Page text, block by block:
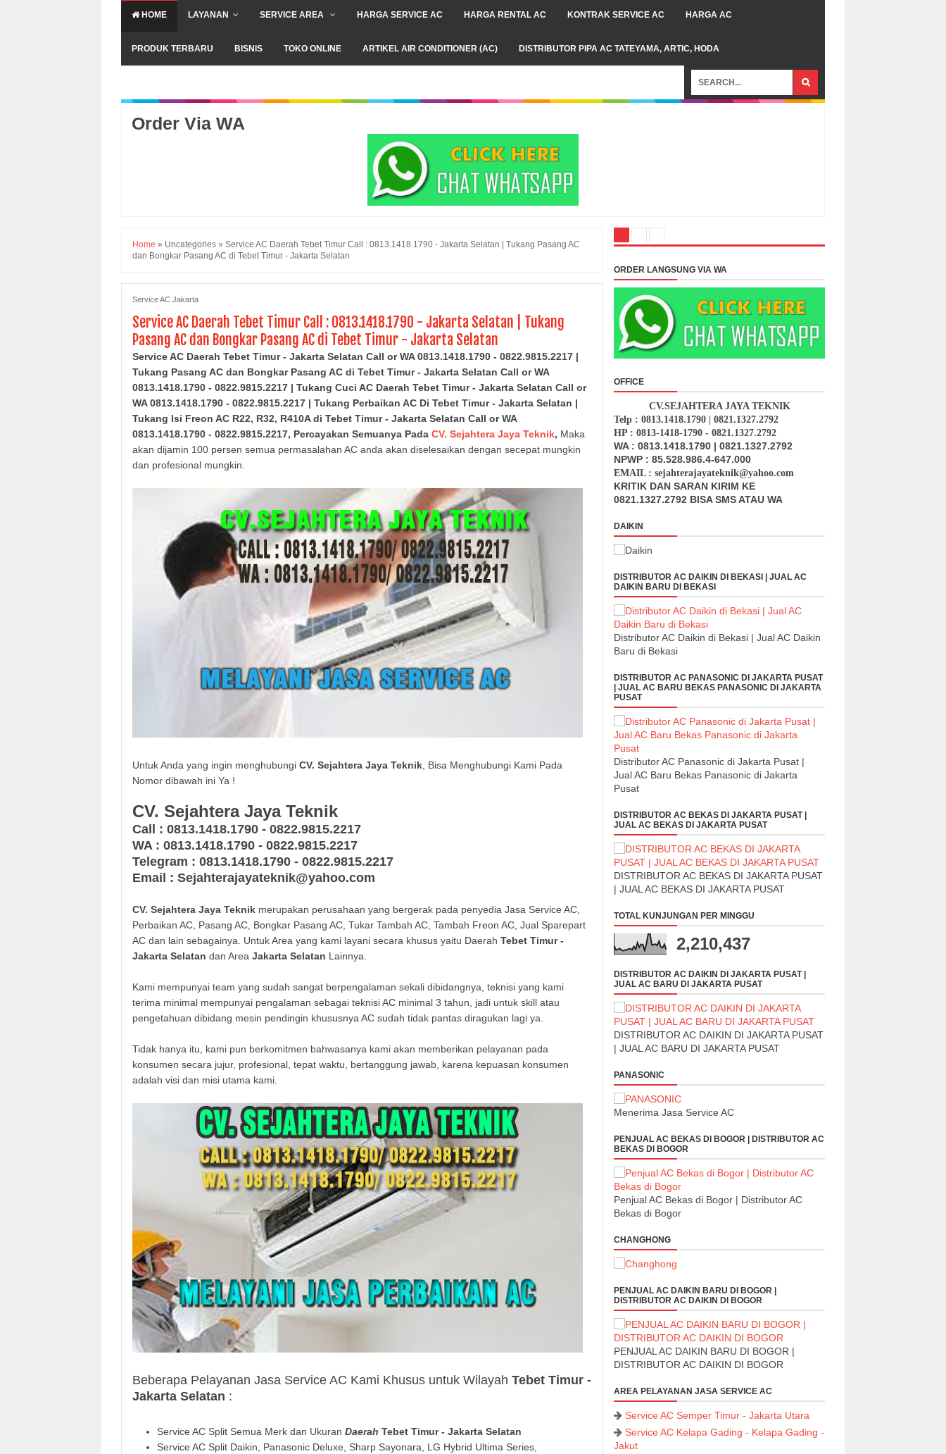
HOME LAYANAN SERVICE AREA HARGA SERVICE AC HARGA RENTAL AC KONTRAK SERVICE AC HARGA AC
PRODUK TERBARU BISNIS TOKO ONLINE ARTIKEL AIR CONDITIONER (AC) DISTRIBUTOR PIPA AC TATEYAMA, ARTIC, HODA
Order Via WA
Home » Uncategories » Service AC Daerah Tebet Timur Call : 0813.1418.1790 - Jakarta Selatan | Tukang Pasang AC
dan Bongkar Pasang AC di Tebet Timur - Jakarta Selatan
Service AC Jakarta
Service AC Daerah Tebet Timur Call : 0813.1418.1790 - Jakarta Selatan | Tukang
Pasang AC dan Bongkar Pasang AC di Tebet Timur - Jakarta Selatan
Service AC Daerah Tebet Timur - Jakarta Selatan Call or WA 0813.1418.1790 - 0822.9815.2217 |
Tukang Pasang AC dan Bongkar Pasang AC di Tebet Timur - Jakarta Selatan Call or WA
0813.1418.1790 - 0822.9815.2217 | Tukang Cuci AC Daerah Tebet Timur - Jakarta Selatan Call or
WA 0813.1418.1790 - 0822.9815.2217 | Tukang Perbaikan AC Di Tebet Timur - Jakarta Selatan |
Tukang Isi Freon AC R22, R32, R410A di Tebet Timur - Jakarta Selatan Call or WA
0813.1418.1790 - 0822.9815.2217, Percayakan Semuanya Pada CV. Sejahtera Jaya Teknik, Maka
akan dijamin 100 persen semua permasalahan AC anda akan diselesaikan dengan secepat mungkin
dan profesional mungkin.
Untuk Anda yang ingin menghubungi CV. Sejahtera Jaya Teknik , Bisa Menghubungi Kami Pada
Nomor dibawah ini Ya !
CV. Sejahtera Jaya Teknik
Call : 0813.1418.1790 - 0822.9815.2217
WA : 0813.1418.1790 - 0822.9815.2217
Telegram : 0813.1418.1790 - 0822.9815.2217
Email : Sejahterajayateknik@yahoo.com
CV. Sejahtera Jaya Teknik merupakan perusahaan yang bergerak pada penyedia Jasa Service AC,
Perbaikan AC, Pasang AC, Bongkar Pasang AC, Tukar Tambah AC, Tambah Freon AC, Jual Sparepart
AC dan lain sebagainya. Untuk Area yang kami layani secara khusus yaitu Daerah Tebet Timur -
Jakarta Selatan dan Area Jakarta Selatan Lainnya.
Kami mempunyai team yang sudah sangat berpengalaman sekali dibidangnya, teknisi yang kami
terima minimal mempunyai pengalaman sebagai teknisi AC minimal 3 tahun, jadi untuk skill atau
pengetahuan dibidang mesin pendingin khususnya AC sudah tidak pantas diragukan lagi ya.
Tidak hanya itu, kami pun berkomitmen bahwasanya kami akan memberikan pelayanan pada
konsumen secara jujur, profesional, tepat waktu, bertanggung jawab, karena kepuasan konsumen
adalah visi dan misi utama kami.
Beberapa Pelayanan Jasa Service AC Kami Khusus untuk Wilayah Tebet Timur -
Jakarta Selatan :
Service AC Split Semua Merk dan Ukuran Daerah Tebet Timur - Jakarta Selatan
Service AC Split Daikin, Panasonic Deluxe, Sharp Sayonara, LG Hybrid Ultima Series,
ORDER LANGSUNG VIA WA
OFFICE
CV.SEJAHTERA JAYA TEKNIK
Telp : 0813.1418.1790 | 0821.1327.2792
HP : 0813-1418-1790 - 0821.1327.2792
WA : 0813.1418.1790 | 0821.1327.2792
NPWP : 85.528.986.4-647.000
EMAIL : sejahterajayateknik@yahoo.com
KRITIK DAN SARAN KIRIM KE
0821.1327.2792 BISA SMS ATAU WA
DAIKIN
DISTRIBUTOR AC DAIKIN DI BEKASI | JUAL AC
DAIKIN BARU DI BEKASI
Distributor AC Daikin di Bekasi | Jual AC Daikin
Baru di Bekasi
DISTRIBUTOR AC PANASONIC DI JAKARTA PUSAT
| JUAL AC BARU BEKAS PANASONIC DI JAKARTA
PUSAT
Distributor AC Panasonic di Jakarta Pusat |
Jual AC Baru Bekas Panasonic di Jakarta
Pusat
DISTRIBUTOR AC BEKAS DI JAKARTA PUSAT |
JUAL AC BEKAS DI JAKARTA PUSAT
DISTRIBUTOR AC BEKAS DI JAKARTA PUSAT
| JUAL AC BEKAS DI JAKARTA PUSAT
TOTAL KUNJUNGAN PER MINGGU
2,210,437
DISTRIBUTOR AC DAIKIN DI JAKARTA PUSAT |
JUAL AC BARU DI JAKARTA PUSAT
DISTRIBUTOR AC DAIKIN DI JAKARTA PUSAT
| JUAL AC BARU DI JAKARTA PUSAT
PANASONIC
Menerima Jasa Service AC
PENJUAL AC BEKAS DI BOGOR | DISTRIBUTOR AC
BEKAS DI BOGOR
Penjual AC Bekas di Bogor | Distributor AC
Bekas di Bogor
CHANGHONG
PENJUAL AC DAIKIN BARU DI BOGOR |
DISTRIBUTOR AC DAIKIN DI BOGOR
PENJUAL AC DAIKIN BARU DI BOGOR |
DISTRIBUTOR AC DAIKIN DI BOGOR
AREA PELAYANAN JASA SERVICE AC
Service AC Semper Timur - Jakarta Utara
Service AC Kelapa Gading - Kelapa Gading -
Jakut